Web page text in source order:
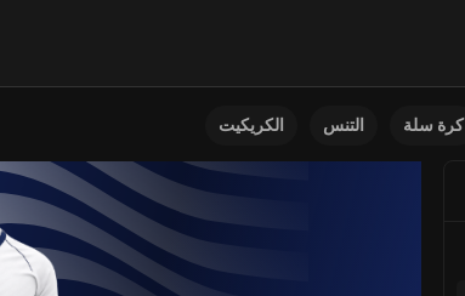
كرة سلة التنس الكريكيت